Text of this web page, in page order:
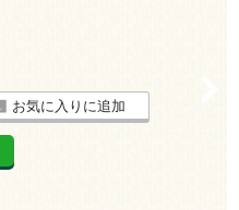
お気に入りに追加